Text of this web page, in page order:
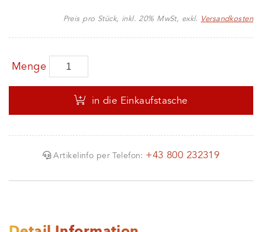
Preis pro Stück, inkl. 20% MwSt, exkl. Versandkosten
Menge
in die Einkaufstasche
Artikelinfo per Telefon: +43 800 232319